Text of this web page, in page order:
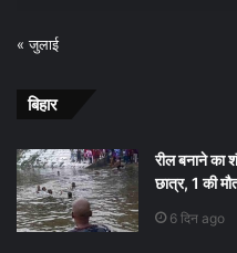
« जुलाई
बिहार
रील बनाने का
छात्र, 1 की
6 दिन ago